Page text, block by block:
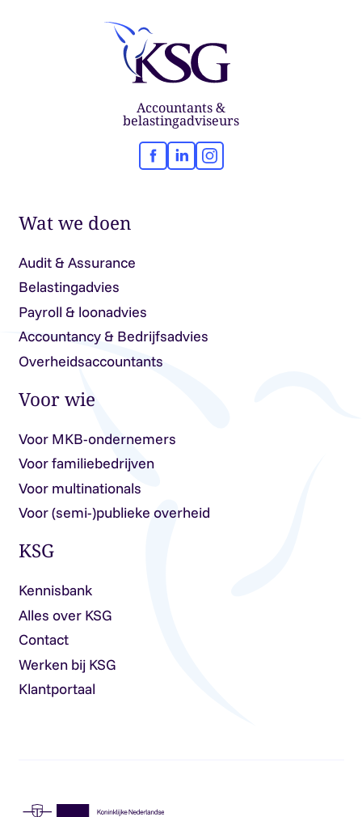
Accountants &
belastingadviseurs
Facebook
LinkedInInstagram
Wat we doen
Audit & Assurance
Belastingadvies
Payroll & loonadvies
Accountancy & Bedrijfsadvies
Overheidsaccountants
Voor wie
Voor MKB-ondernemers
Voor familiebedrijven
Voor multinationals
Voor (semi-)publieke overheid
KSG
Kennisbank
Alles over KSG
Contact
Werken bij KSG
Klantportaal